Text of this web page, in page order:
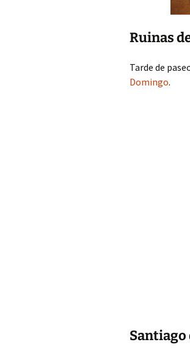
Ruinas
Tarde de
Domingo.
Santiago